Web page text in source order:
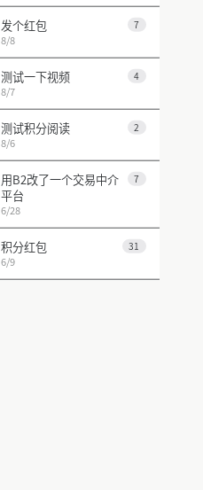
发个红包 7
8/8
测试一下视频 4
8/7
测试积分阅读 2
8/6
用B2改了一个交易中介
平台
7
6/28
积分红包 31
6/9
第 1 页 下一页